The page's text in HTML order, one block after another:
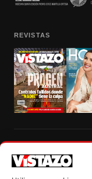
REVISTAS
autorización escrita de su